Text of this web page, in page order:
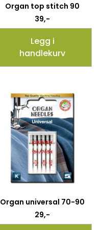
Organ top stitch 90
39,-
Legg i
handlekurv
Organ universal 70-90
29,-